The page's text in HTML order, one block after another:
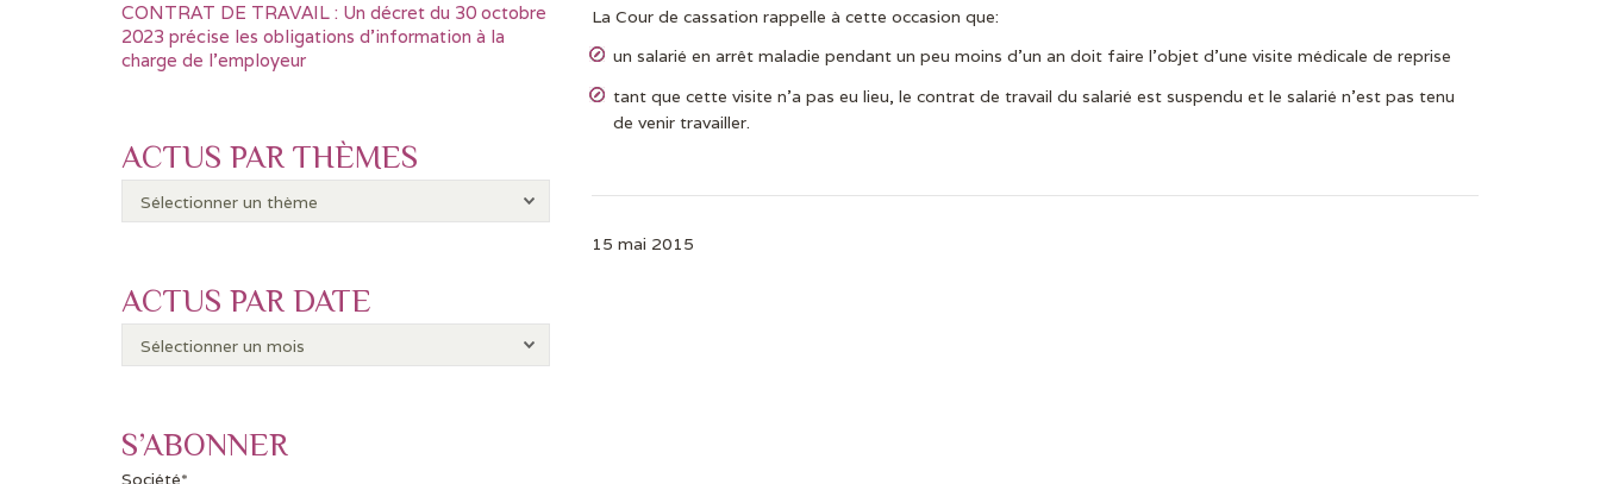
La Cour de cassation rappelle à cette occasion que:
un salarié en arrêt maladie pendant un peu moins d’un an doit faire l’objet d’une visite médicale de reprise
tant que cette visite n’a pas eu lieu, le contrat de travail du salarié est suspendu et le salarié n’est pas tenu
de venir travailler.
15 mai 2015
CONTRAT DE TRAVAIL : Un décret du 30 octobre
2023 précise les obligations d’information à la
charge de l’employeur
ACTUS PAR THÈMES
ACTUS PAR DATE
S’ABONNER
Société*